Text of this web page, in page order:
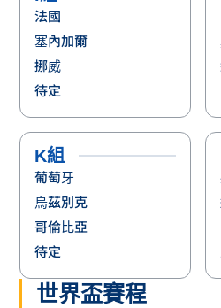
法國
塞內加爾
挪威
待定
K組
葡萄牙
烏茲別克
哥倫比亞
待定
世界盃賽程